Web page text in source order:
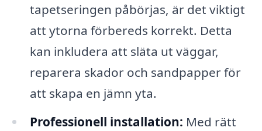
tapetseringen påbörjas, är det viktigt
att ytorna förbereds korrekt. Detta
kan inkludera att släta ut väggar,
reparera skador och sandpapper för
att skapa en jämn yta.
Professionell installation: Med rätt